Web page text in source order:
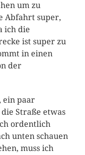
um zu
Abfahrt super,
ich die
ist super zu
in einen
der
ein paar
Straße etwas
ordentlich
unten schauen
muss ich